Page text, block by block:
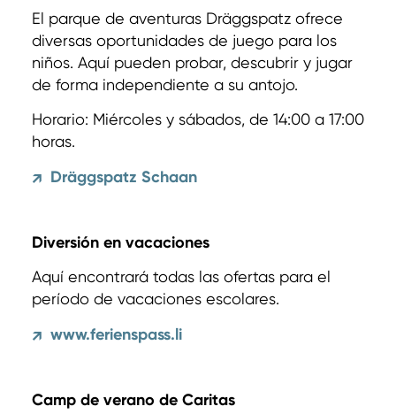
El parque de aventuras Dräggspatz ofrece
diversas oportunidades de juego para los
niños. Aquí pueden probar, descubrir y jugar
de forma independiente a su antojo.
Horario: Miércoles y sábados, de 14:00 a 17:00
horas.
↗ Dräggspatz Schaan
Diversión en vacaciones
Aquí encontrará todas las ofertas para el
período de vacaciones escolares.
↗ www.ferienspass.li
Camp de verano de Caritas